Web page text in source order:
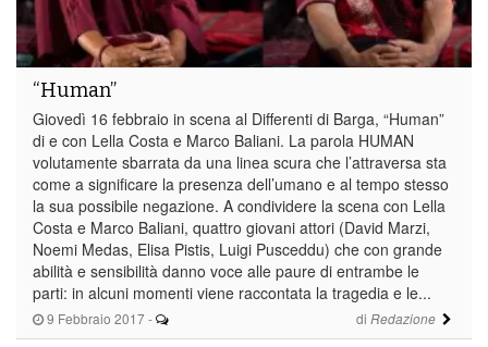
9 Febbraio 2017 - di Redazione
“Human”
Giovedì 16 febbraio in scena al Differenti di Barga, “Human”
di e con Lella Costa e Marco Baliani. La parola HUMAN
volutamente sbarrata da una linea scura che l’attraversa sta
come a significare la presenza dell’umano e al tempo stesso
la sua possibile negazione. A condividere la scena con Lella
Costa e Marco Baliani, quattro giovani attori (David Marzi,
Noemi Medas, Elisa Pistis, Luigi Pusceddu) che con grande
abilità e sensibilità danno voce alle paure di entrambe le
parti: in alcuni momenti viene raccontata la tragedia e le...